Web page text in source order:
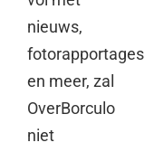
nieuws,
fotorapportages
en meer, zal
OverBorculo
niet